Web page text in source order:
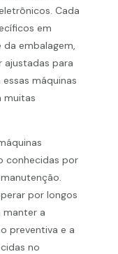
Cada
em
embalagem,
ajustadas para
máquinas
muitas
conhecidas por
por longos
manter a
preventiva e a
no